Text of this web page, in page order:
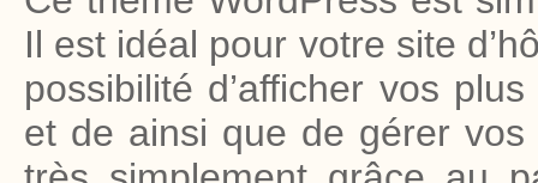
Il est idéal pour votre site
possibilité d’afficher vos
et de ainsi que de gérer